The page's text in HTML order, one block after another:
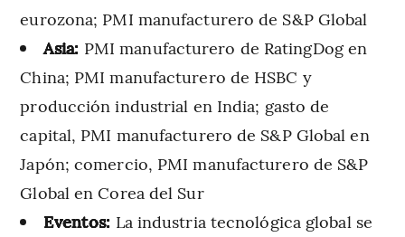
eurozona; PMI manufacturero de S&P Global
Asia: PMI manufacturero de RatingDog en
China; PMI manufacturero de HSBC y
producción industrial en India; gasto de
capital, PMI manufacturero de S&P Global en
Japón; comercio, PMI manufacturero de S&P
Global en Corea del Sur
Eventos: La industria tecnológica global se